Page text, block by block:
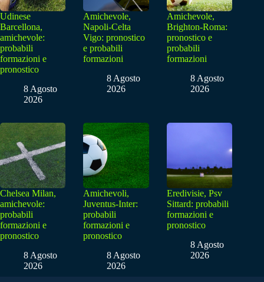
Udinese
Barcellona,
amichevole:
probabili
formazioni e
pronostico
8 Agosto
2026
Amichevole,
Napoli-Celta
Vigo: pronostico
e probabili
formazioni
8 Agosto
2026
Amichevole,
Brighton-Roma:
pronostico e
probabili
formazioni
8 Agosto
2026
Chelsea Milan,
amichevole:
probabili
formazioni e
pronostico
8 Agosto
2026
Amichevoli,
Juventus-Inter:
probabili
formazioni e
pronostico
8 Agosto
2026
Eredivisie, Psv
Sittard: probabili
formazioni e
pronostico
8 Agosto
2026